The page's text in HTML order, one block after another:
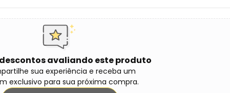
avaliando este produto
sua experiência e receba um
exclusivo para sua próxima compra.